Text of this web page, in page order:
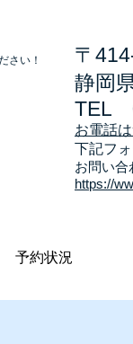
さい！
〒
静岡
TEL
お電話
下記フ
お問い合
https://
予約状況